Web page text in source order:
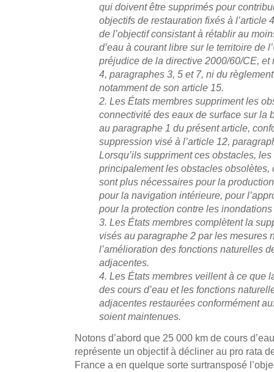
qui doivent être supprimés pour
objectifs de restauration fixés à l’article
de l’objectif consistant à rétablir au
d’eau à courant libre sur le territoire de
préjudice de la directive 2000/60/CE, et
4, paragraphes 3, 5 et 7, ni du
notamment de son article 15.
2. Les États membres suppriment les
connectivité des eaux de surface sur la
au paragraphe 1 du présent article,
suppression visé à l’article 12,
Lorsqu’ils suppriment ces obstacles,
principalement les obstacles obsolètes,
sont plus nécessaires pour la
pour la navigation intérieure, pour
pour la protection contre les
3. Les États membres complètent la
visés au paragraphe 2 par les mesures
l’amélioration des fonctions naturelles
adjacentes.
4. Les États membres veillent à ce que
des cours d’eau et les fonctions
adjacentes restaurées conformément
soient maintenues.
Notons d’abord que 25 000 km de cours
représente un objectif à décliner au pro rata
France a en quelque sorte surtransposé